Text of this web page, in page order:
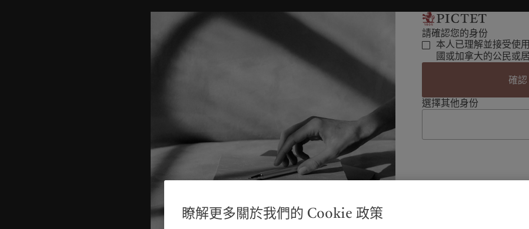
請確認您的身份
本人已理解並接受使
國或加拿大的公民或
確認
選擇其他身份
瞭解更多關於我們的 Cookie 政策